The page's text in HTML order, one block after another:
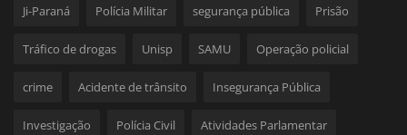
Ji-Paraná Polícia Militar segurança pública Prisão
Tráfico de drogas Unisp SAMU Operação policial
crime Acidente de trânsito Insegurança Pública
Investigação Polícia Civil Atividades Parlamentar